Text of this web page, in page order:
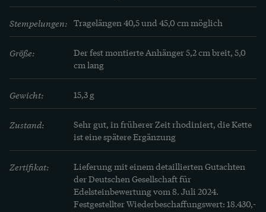
Stempelungen: Tragelängen 40,5 und 45,0 cm möglich
Größe:
Der fest montierte Anhänger 5,2 cm breit, 5,0
cm lang
Gewicht: 15,3 g
Zustand:
Sehr gut, in früherer Zeit rhodiniert, die Kette
ist eine spätere Ergänzung
Zertifikat:
Lieferung mit einem detaillierten Gutachten
der Deutschen Gesellschaft für
Edelsteinbewertung vom 8. Juli 2024.
Festgestellter Wiederbeschaffungswert: 18.430,-